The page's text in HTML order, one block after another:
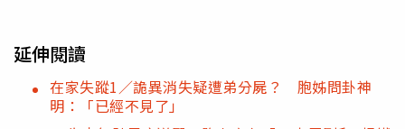
延伸閱讀
在家失蹤1／詭異消失疑遭弟分屍？ 胞姊問卦神
明：「已經不見了」